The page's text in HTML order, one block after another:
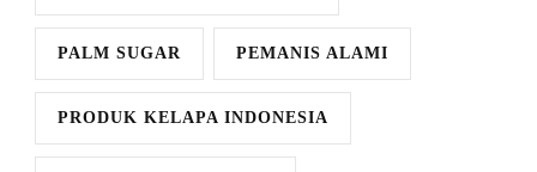
PALM SUGAR PEMANIS ALAMI
PRODUK KELAPA INDONESIA